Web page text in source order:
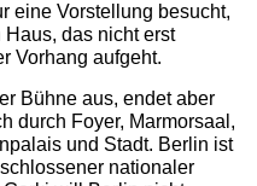
eine Vorstellung besucht,
das nicht erst
Vorhang aufgeht.
Bühne aus, endet aber
durch Foyer, Marmorsaal,
und Stadt. Berlin ist
nationaler